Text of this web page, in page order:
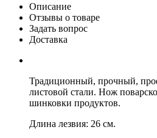
Описание
Отзывы о товаре
Задать вопрос
Доставка
Традиционный, прочный,
листовой стали. Нож
шинковки продуктов.
Длина лезвия: 26 см.